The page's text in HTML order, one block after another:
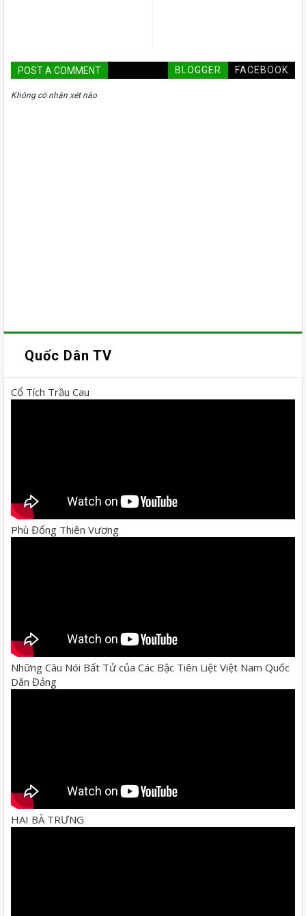
POST A COMMENT BLOGGER FACEBOOK
Không có nhận xét nào
Quốc Dân TV
Cổ Tích Trầu Cau
Phù Đổng Thiên Vương
Những Câu Nói Bất Tử của Các Bậc Tiên Liệt Việt Nam Quốc
Dân Đảng
HAI BÀ TRƯNG